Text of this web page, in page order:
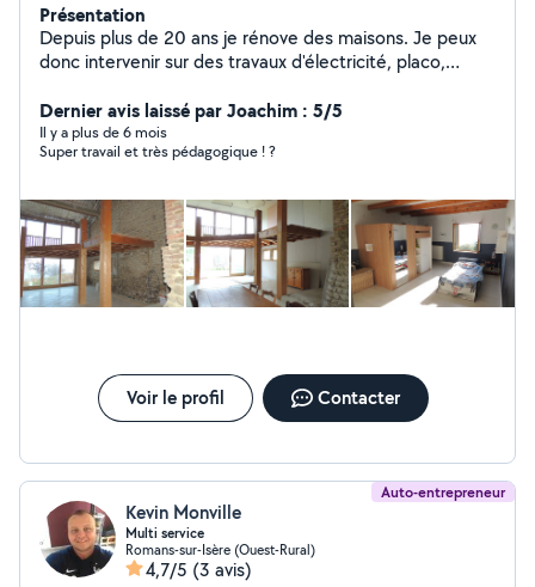
Présentation
Depuis plus de 20 ans je rénove des maisons. Je peux
donc intervenir sur des travaux d'électricité, placo,
peux monter les meubles, portes coulissantes, placards,
etc.... Enfin, je fais aussitôt l'entretien des espaces verts
: tondeuse, débrousailleuse N'hésitez pas à me
Dernier avis laissé par Joachim : 5/5
Il y a plus de 6 mois
Super travail et très pédagogique ! ?
Voir le profil Contacter
Auto-entrepreneur
Kevin Monville
Multi service
Romans-sur-Isère (Ouest-Rural)
4,7/5 (3 avis)